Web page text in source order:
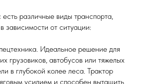
различные виды транспорта,
зависимости от ситуации:
Идеальное решение для
грузовиков, автобусов или тяжелых
в глубокой колее леса. Трактор
усилием и способен вытащить